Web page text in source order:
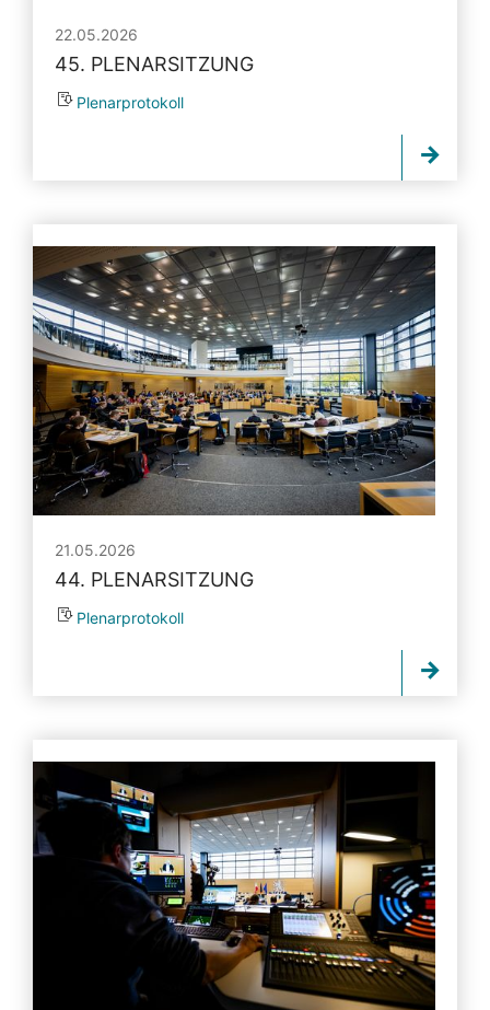
22.05.2026
45. PLENARSITZUNG
Plenarprotokoll
21.05.2026
44. PLENARSITZUNG
Plenarprotokoll